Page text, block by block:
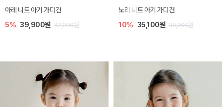
[SIZE ~6Y] 로메이 라운지 셋업
10% 23,400원 26,000원
밀라 아기 원피스
20% 27,200원 34,000원